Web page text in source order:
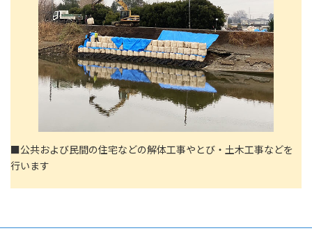
■公共および民間の住宅などの解体工事やとび・土木工事などを
行います